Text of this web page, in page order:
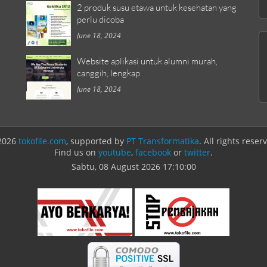
2 produk susu etawa untuk kesehatan yang
perlu dicoba
June 18, 2024
Website aplikasi untuk alumni murah,
canggih, lengkap
June 18, 2024
tokofile.com, supported by PT Transformatika. All rights
Find us on youtube, facebook or twitter.
Sabtu, 08 August 2026 17:10:00